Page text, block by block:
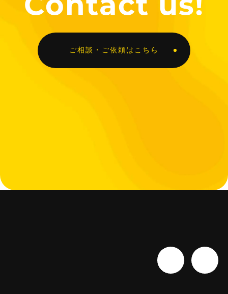
Contact us!
ご相談・ご依頼はこちら